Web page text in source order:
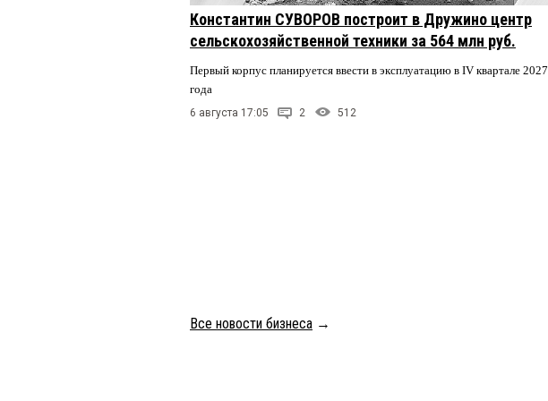
Константин СУВОРОВ построит в Дружино центр
сельскохозяйственной техники за 564 млн руб.
Первый корпус планируется ввести в эксплуатацию в IV квартале 2027
года
6 августа 17:05 2 512
Все новости бизнеса →